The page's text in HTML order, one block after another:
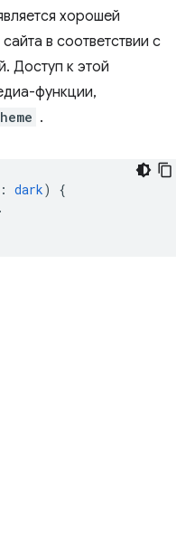
хорошей
в соответствии с
Доступ к этой
функции,
.
: dark)
{
.